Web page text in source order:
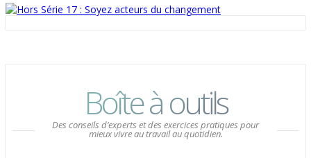
Boîte à outils
Des conseils d’experts et des exercices pratiques pour
mieux vivre au travail au quotidien.